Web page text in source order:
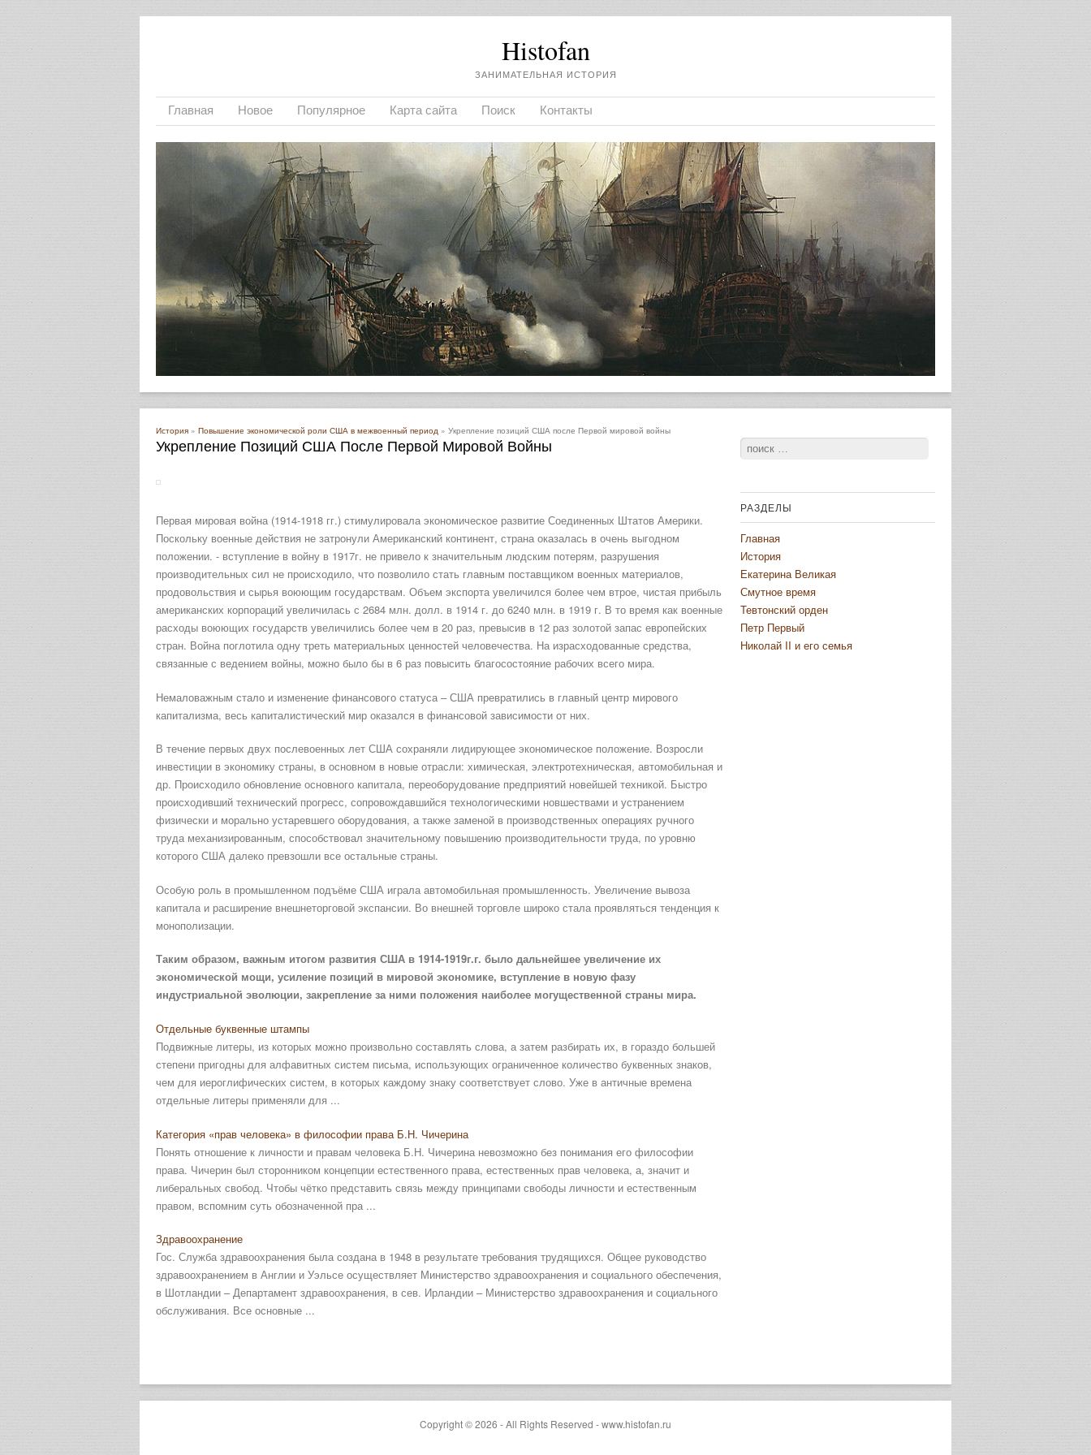
Histofan
ЗАНИМАТЕЛЬНАЯ ИСТОРИЯ
Главная Новое Популярное Карта сайта Поиск Контакты
История » Повышение экономической роли США в межвоенный период » Укрепление позиций США после Первой мировой войны
Укрепление Позиций США После Первой Мировой Войны
Первая мировая война (1914-1918 гг.) стимулировала экономическое развитие Соединенных Штатов Америки.
Поскольку военные действия не затронули Американский континент, страна оказалась в очень выгодном
положении. - вступление в войну в 1917г. не привело к значительным людским потерям, разрушения
производительных сил не происходило, что позволило стать главным поставщиком военных материалов,
продовольствия и сырья воюющим государствам. Объем экспорта увеличился более чем втрое, чистая прибыль
американских корпораций увеличилась с 2684 млн. долл. в 1914 г. до 6240 млн. в 1919 г. В то время как военные
расходы воюющих государств увеличились более чем в 20 раз, превысив в 12 раз золотой запас европейских
стран. Война поглотила одну треть материальных ценностей человечества. На израсходованные средства,
связанные с ведением войны, можно было бы в 6 раз повысить благосостояние рабочих всего мира.
Немаловажным стало и изменение финансового статуса – США превратились в главный центр мирового
капитализма, весь капиталистический мир оказался в финансовой зависимости от них.
В течение первых двух послевоенных лет США сохраняли лидирующее экономическое положение. Возросли
инвестиции в экономику страны, в основном в новые отрасли: химическая, электротехническая, автомобильная и
др. Происходило обновление основного капитала, переоборудование предприятий новейшей техникой. Быстро
происходивший технический прогресс, сопровождавшийся технологическими новшествами и устранением
физически и морально устаревшего оборудования, а также заменой в производственных операциях ручного
труда механизированным, способствовал значительному повышению производительности труда, по уровню
которого США далеко превзошли все остальные страны.
Особую роль в промышленном подъёме США играла автомобильная промышленность. Увеличение вывоза
капитала и расширение внешнеторговой экспансии. Во внешней торговле широко стала проявляться тенденция к
монополизации.
Таким образом, важным итогом развития США в 1914-1919г.г. было дальнейшее увеличение их
экономической мощи, усиление позиций в мировой экономике, вступление в новую фазу
индустриальной эволюции, закрепление за ними положения наиболее могущественной страны мира.
Отдельные буквенные штампы
Подвижные литеры, из которых можно произвольно составлять слова, а затем разбирать их, в гораздо большей
степени пригодны для алфавитных систем письма, использующих ограниченное количество буквенных знаков,
чем для иероглифических систем, в которых каждому знаку соответствует слово. Уже в античные времена
отдельные литеры применяли для ...
Категория «прав человека» в философии права Б.Н. Чичерина
Понять отношение к личности и правам человека Б.Н. Чичерина невозможно без понимания его философии
права. Чичерин был сторонником концепции естественного права, естественных прав человека, а, значит и
либеральных свобод. Чтобы чётко представить связь между принципами свободы личности и естественным
правом, вспомним суть обозначенной пра ...
Здравоохранение
Гос. Служба здравоохранения была создана в 1948 в результате требования трудящихся. Общее руководство
здравоохранением в Англии и Уэльсе осуществляет Министерство здравоохранения и социального обеспечения,
в Шотландии – Департамент здравоохранения, в сев. Ирландии – Министерство здравоохранения и социального
обслуживания. Все основные ...
Поиск
РАЗДЕЛЫ
Главная
История
Екатерина Великая
Смутное время
Тевтонский орден
Петр Первый
Николай II и его семья
Copyright © 2026 - All Rights Reserved - www.histofan.ru